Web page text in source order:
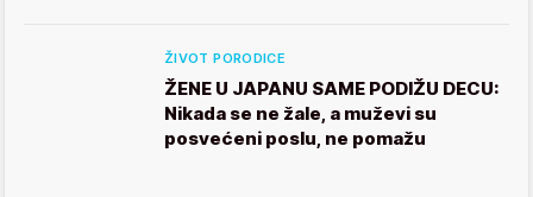
ŽIVOT PORODICE
ŽENE U JAPANU SAME PODIŽU DECU:
Nikada se ne žale, a muževi su
posvećeni poslu, ne pomažu